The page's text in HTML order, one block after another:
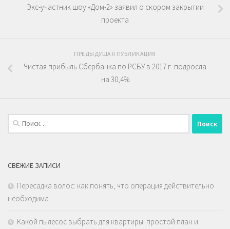
Экс-участник шоу «Дом-2» заявил о скором закрытии
проекта
ПРЕДЫДУЩАЯ ПУБЛИКАЦИЯ
Чистая прибыль Сбербанка по РСБУ в 2017 г. подросла
на 30,4%
Найти:
СВЕЖИЕ ЗАПИСИ
Пересадка волос: как понять, что операция действительно
необходима
Какой пылесос выбрать для квартиры: простой план и